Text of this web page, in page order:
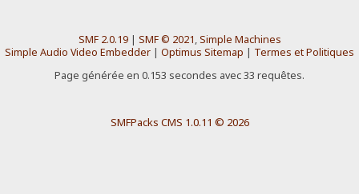
SMF 2.0.19| SMF © 2021,Simple Machines
Simple Audio Video Embedder | Optimus Sitemap | Termes et Politiques
Page générée en 0.153 secondes avec 33 requêtes.
SMFPacks CMS 1.0.11 © 2026